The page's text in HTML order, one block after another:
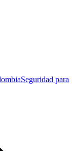
Seguridad para